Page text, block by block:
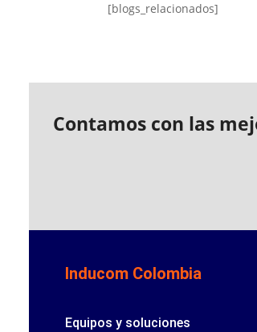
[blogs_relacionados]
Contamos con las
Inducom Colombia
Equipos y soluciones